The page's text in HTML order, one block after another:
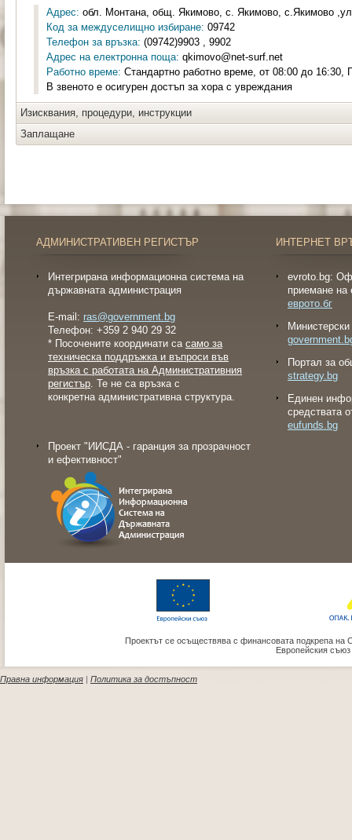
Адрес: обл. Монтана, общ. Якимово, с. Якимово, с.Якимово
Код за междуселищно избиране: 09742
Телефон за връзка: (09742)9903 , 9902
Адрес на електронна поща: qkimovo@net-surf.net
Работно време: Стандартно работно време, от 08:00 до 16:30,
В звеното е осигурен достъп за хора с увреждания
Изисквания, процедури, инструкции
Заплащане
АДМИНИСТРАТИВЕН РЕГИСТЪР
Интегрирана информационна система на
държавната администрация
E-mail: ras@government.bg
Телефон: +359 2 940 29 32
* Посочените координати са само за
техническа поддръжка и въпроси във
връзка с работата на Административния
регистър. Те не са връзка с
конкретна административна структура.
Проект "ИИСДА - гаранция за прозрачност
и ефективност"
ИНТЕРНЕТ
evroto.bg:
приемане на
еврото.бг
Портал за
strategy.bg
Eдинен
средствата
eufunds.bg
Проектът се осъществява с финансовата подкрепа на
Европейския
Правна информация | Политика за достъпност